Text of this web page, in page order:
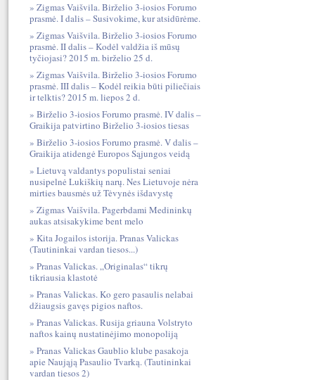
Zigmas Vaišvila. Birželio 3-iosios Forumo
prasmė. I dalis – Susivokime, kur atsidūrėme.
Zigmas Vaišvila. Birželio 3-iosios Forumo
prasmė. II dalis – Kodėl valdžia iš mūsų
tyčiojasi? 2015 m. birželio 25 d.
Zigmas Vaišvila. Birželio 3-iosios Forumo
prasmė. III dalis – Kodėl reikia būti piliečiais
ir telktis? 2015 m. liepos 2 d.
Birželio 3-iosios Forumo prasmė. IV dalis –
Graikija patvirtino Birželio 3-iosios tiesas
Birželio 3-iosios Forumo prasmė. V dalis –
Graikija atidengė Europos Sąjungos veidą
Lietuvą valdantys populistai seniai
nusipelnė Lukiškių narų. Nes Lietuvoje nėra
mirties bausmės už Tėvynės išdavystę
Zigmas Vaišvila. Pagerbdami Medininkų
aukas atsisakykime bent melo
Kita Jogailos istorija. Pranas Valickas
(Tautininkai vardan tiesos...)
Pranas Valickas. „Originalas“ tikrų
tikriausia klastotė
Pranas Valickas. Ko gero pasaulis nelabai
džiaugsis gavęs pigios naftos.
Pranas Valickas. Rusija griauna Volstryto
naftos kainų nustatinėjimo monopoliją
Pranas Valickas Gaublio klube pasakoja
apie Naująją Pasaulio Tvarką. (Tautininkai
vardan tiesos 2)